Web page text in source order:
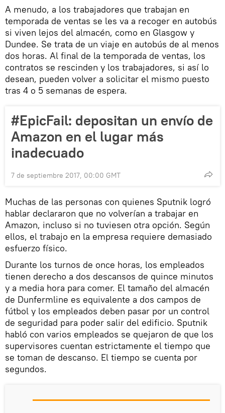
A menudo, a los trabajadores que trabajan en
temporada de ventas se les va a recoger en autobús
si viven lejos del almacén, como en Glasgow y
Dundee. Se trata de un viaje en autobús de al menos
dos horas. Al final de la temporada de ventas, los
contratos se rescinden y los trabajadores, si así lo
desean, pueden volver a solicitar el mismo puesto
tras 4 o 5 semanas de espera.
#EpicFail: depositan un envío de
Amazon en el lugar más
inadecuado
7 de septiembre 2017, 00:00 GMT
Muchas de las personas con quienes Sputnik logró
hablar declararon que no volverían a trabajar en
Amazon, incluso si no tuviesen otra opción. Según
ellos, el trabajo en la empresa requiere demasiado
esfuerzo físico.
Durante los turnos de once horas, los empleados
tienen derecho a dos descansos de quince minutos
y a media hora para comer. El tamaño del almacén
de Dunfermline es equivalente a dos campos de
fútbol y los empleados deben pasar por un control
de seguridad para poder salir del edificio. Sputnik
habló con varios empleados se quejaron de que los
supervisores cuentan estrictamente el tiempo que
se toman de descanso. El tiempo se cuenta por
segundos.